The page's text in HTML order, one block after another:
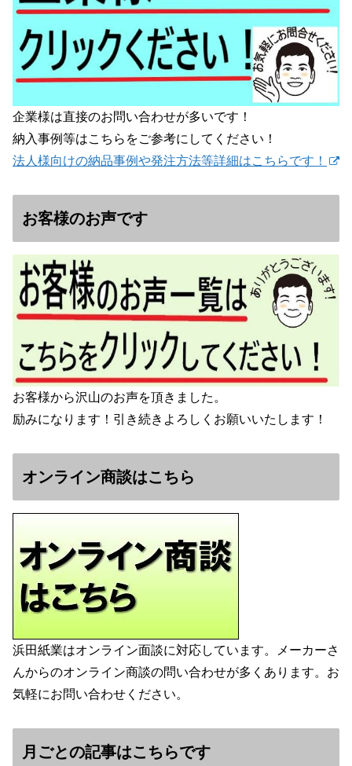
企業様は直接のお問い合わせが多いです！
納入事例等はこちらをご参考にしてください！
法人様向けの納品事例や発注方法等詳細はこちらです！
お客様のお声です
お客様から沢山のお声を頂きました。
励みになります！引き続きよろしくお願いいたします！
オンライン商談はこちら
浜田紙業はオンライン面談に対応しています。メーカーさ
んからのオンライン商談の問い合わせが多くあります。お
気軽にお問い合わせください。
月ごとの記事はこちらです